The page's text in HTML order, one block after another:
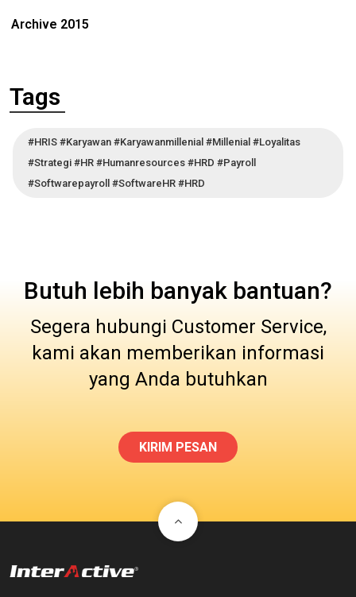
Archive 2015
Tags
#HRIS #karyawan #karyawanmillenial #millenial #loyalitas
#strategi #HR #humanresources #HRD #Payroll
#softwarepayroll #softwareHR #HRD
Butuh lebih banyak bantuan?
Segera hubungi Customer Service,
kami akan memberikan informasi
yang Anda butuhkan
KIRIM PESAN